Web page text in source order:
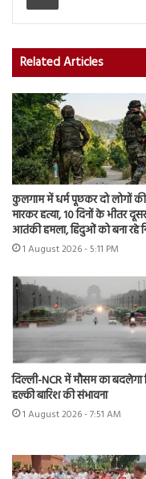
Related Articles
कुलगाम में धर्म पूछकर दो लोगों
मारकर हत्या, 10 दिनों के भीतर
आतंकी हमला, हिंदुओं को बना रहे
1 August 2026 - 5:11 PM
दिल्ली-NCR में मौसम का बदलेगा
हल्की बारिश की संभावना
1 August 2026 - 7:51 AM